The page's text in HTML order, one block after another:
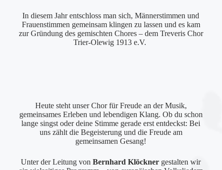
In diesem Jahr entschloss man sich, Männerstimmen und
Frauenstimmen gemeinsam klingen zu lassen und es kam
zur Gründung des gemischten Chores – dem Treveris Chor
Trier-Olewig 1913 e.V.
Heute steht unser Chor für Freude an der Musik,
gemeinsames Erleben und lebendigen Klang. Ob du schon
lange singst oder deine Stimme gerade erst entdeckst: Bei
uns zählt die Begeisterung und die Freude am
gemeinsamen Gesang!
Unter der Leitung vonBernhard Klöckner gestalten wir